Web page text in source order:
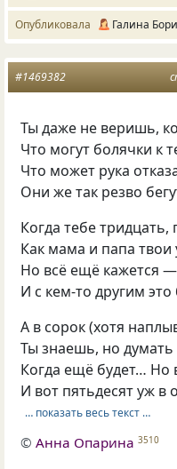
Опубликовала Галина
#1469382
Ты даже не веришь,
Что могут болячки к
Что может рука
Они же так резво
Когда тебе тридцать,
Как мама и папа твои
Но всё ещё кажется
И с кем-то другим
А в сорок (хотя
Ты знаешь, но
Когда ещё будет… Но
И вот пятьдесят уж в
… показать весь текст …
©Анна Опарина 3510